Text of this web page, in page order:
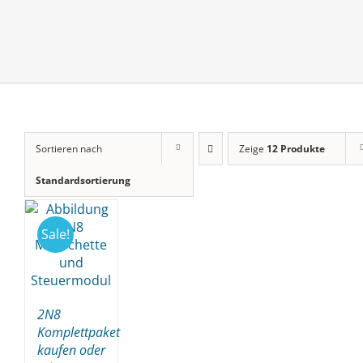
Sortieren nach
Standardsortierung
Zeige 12 Produkte
Sale!
2N8
Komplettpaket
kaufen oder